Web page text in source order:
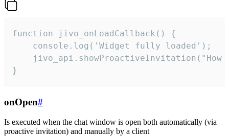
function jivo_onLoadCallback() {
    console.log('Widget fully loaded');
jivo_api.showProactiveInvitation("How
}
onOpen#
Is executed when the chat window is open both automatically (via
proactive invitation) and manually by a client